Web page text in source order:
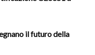
il futuro della